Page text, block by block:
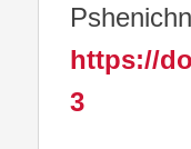
https://
3